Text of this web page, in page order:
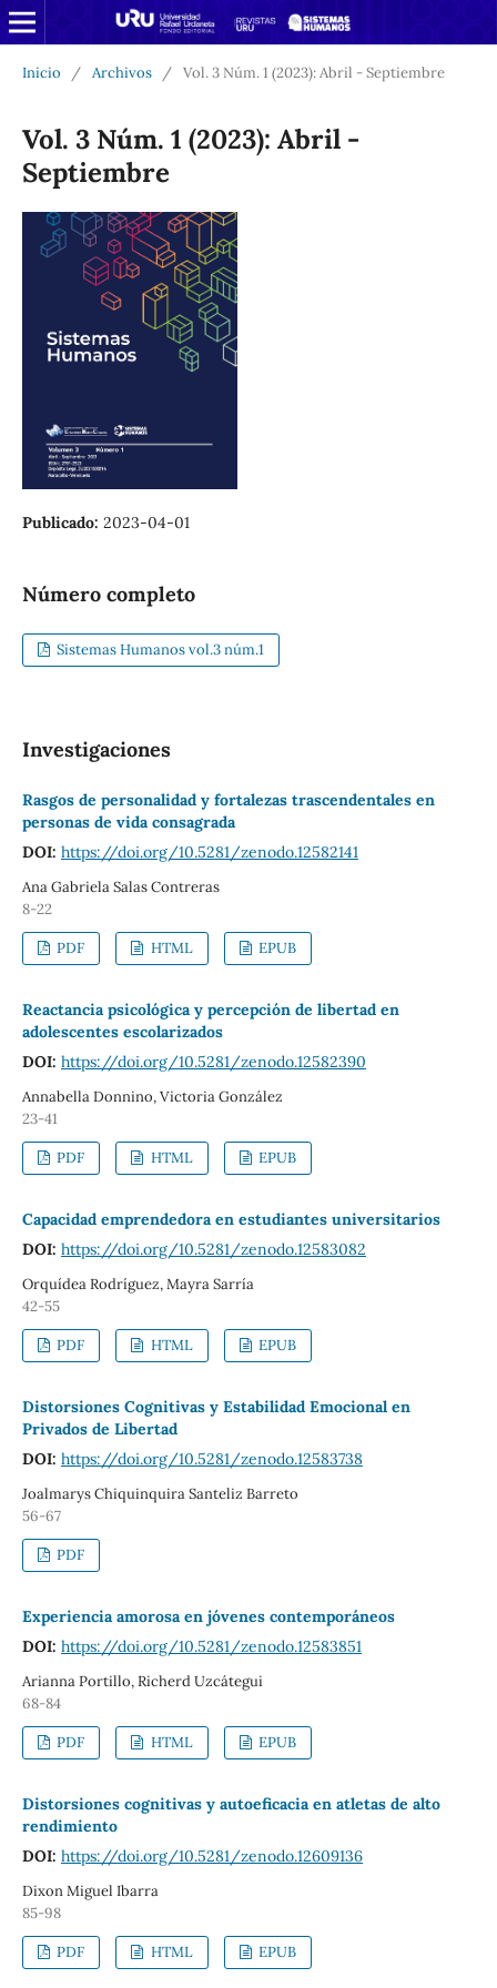
Inicio / Archivos / Vol. 3 Núm. 1 (2023): Abril - Septiembre
Vol. 3 Núm. 1 (2023): Abril -
Septiembre
Publicado: 2023-04-01
Número completo
Sistemas Humanos vol.3 núm.1
Investigaciones
Rasgos de personalidad y fortalezas trascendentales en
personas de vida consagrada
DOI: https://doi.org/10.5281/zenodo.12582141
Ana Gabriela Salas Contreras
8-22
PDF HTML EPUB
Reactancia psicológica y percepción de libertad en
adolescentes escolarizados
DOI: https://doi.org/10.5281/zenodo.12582390
Annabella Donnino, Victoria González
23-41
PDF HTML EPUB
Capacidad emprendedora en estudiantes universitarios
DOI: https://doi.org/10.5281/zenodo.12583082
Orquídea Rodríguez, Mayra Sarría
42-55
PDF HTML EPUB
Distorsiones Cognitivas y Estabilidad Emocional en
Privados de Libertad
DOI: https://doi.org/10.5281/zenodo.12583738
Joalmarys Chiquinquira Santeliz Barreto
56-67
PDF
Experiencia amorosa en jóvenes contemporáneos
DOI: https://doi.org/10.5281/zenodo.12583851
Arianna Portillo, Richerd Uzcátegui
68-84
PDF HTML EPUB
Distorsiones cognitivas y autoeficacia en atletas de alto
rendimiento
DOI: https://doi.org/10.5281/zenodo.12609136
Dixon Miguel Ibarra
85-98
PDF HTML EPUB